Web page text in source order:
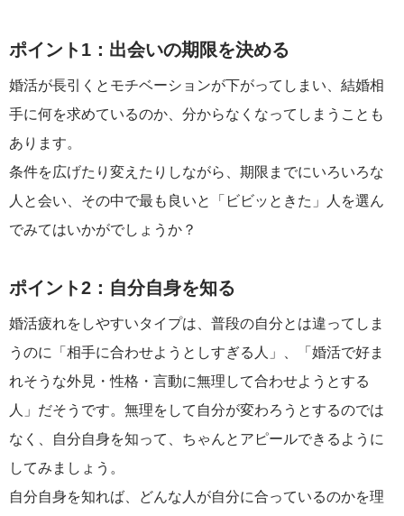
ポイント1：出会いの期限を決める
婚活が長引くとモチベーションが下がってしまい、結婚相
手に何を求めているのか、分からなくなってしまうことも
あります。
条件を広げたり変えたりしながら、期限までにいろいろな
人と会い、その中で最も良いと「ビビッときた」人を選ん
でみてはいかがでしょうか？
ポイント2：自分自身を知る
婚活疲れをしやすいタイプは、普段の自分とは違ってしま
うのに「相手に合わせようとしすぎる人」、「婚活で好ま
れそうな外見・性格・言動に無理して合わせようとする
人」だそうです。無理をして自分が変わろうとするのでは
なく、自分自身を知って、ちゃんとアピールできるように
してみましょう。
自分自身を知れば、どんな人が自分に合っているのかを理